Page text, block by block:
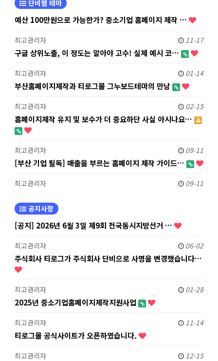
단비웹 테마
예산 100만원으로 가능한가? 중소기업 홈페이지 제작 …
최고관리자 11-17
구글 상위노출, 이 정도는 알아야 고수! 실제 예시 코…
최고관리자 01-14
부산홈페이지제작과 티로그몰 그누보드테마의 만남
최고관리자 02-15
홈페이지제작 유지 및 보수가 더 중요하단 사실 아시나요…
최고관리자 09-11
[부산 기업 필독] 매출을 부르는 홈페이지 제작 가이드…
최고관리자 09-11
공지사항
[공지] 2026년 6월 3일 제9회 전국동시지방선거 …
최고관리자 06-02
주식회사 티로그가 주식회사 단비으로 사명을 변경했습니다…
최고관리자 01-28
2025년 중소기업홈페이지제작지원사업
최고관리자 11-14
티로그몰 공식사이트가 오픈하였습니다.
최고관리자 12-15